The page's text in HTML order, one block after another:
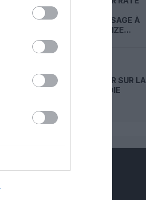
ATTERRISSAGE À
ROME : SEIZE...
CARPATAIR SUR LA
BONNE VOIE